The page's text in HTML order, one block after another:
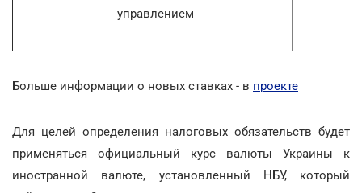
управлением
Больше информации о новых ставках - в проекте
Для целей определения налоговых обязательств будет
применяться официальный курс валюты Украины к
иностранной валюте, установленный НБУ, который